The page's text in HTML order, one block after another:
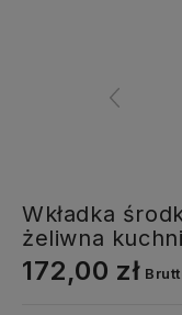
Wkładka
żeliwna
172,00 zł